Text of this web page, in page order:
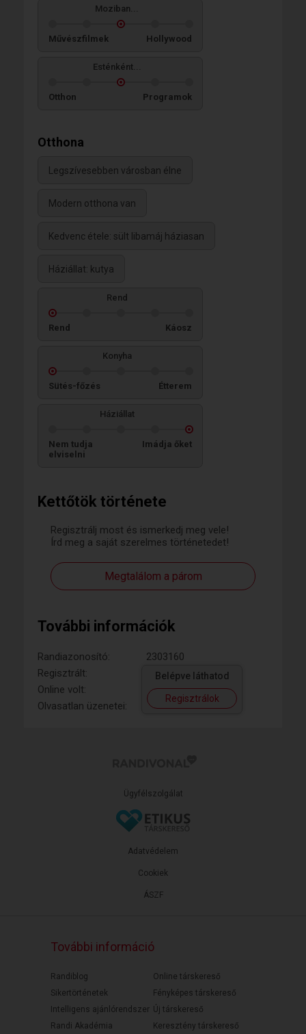
Kettőtök története
Regisztrálj most és ismerkedj meg vele!
Írd meg a saját szerelmes történetedet!
Megtalálom a párom
További információk
Randiazonosító:
2303160
Regisztrált:
Online volt:
Olvasatlan üzenetei:
Belépve láthatod
Regisztrálok
Moziban...
Művészfilmek Hollywood
Esténként...
Otthon Programok
Otthona
Legszívesebben városban élne
Modern otthona van
Kedvenc étele: sült libamáj háziasan
Háziállat: kutya
Rend
Rend Káosz
Konyha
Sütés-főzés Étterem
Háziállat
Nem tudja
elviselni
Imádja őket
Ügyfélszolgálat
ÁSZF
Adatvédelem
Cookiek
További információ
Randiblog
Sikertörténetek
Intelligens ajánlórendszer
Randi Akadémia
Online társkereső
Fényképes társkereső
Új társkereső
Keresztény társkereső